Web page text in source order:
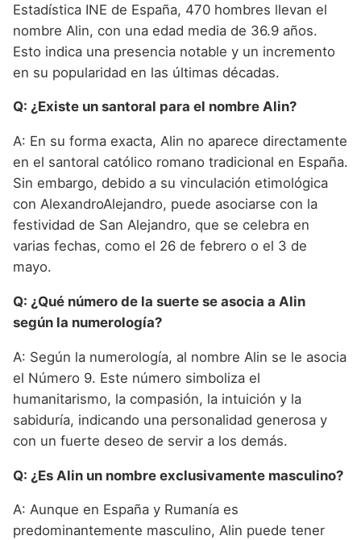
Estadística INE de España, 470 hombres llevan el
nombre Alin, con una edad media de 36.9 años.
Esto indica una presencia notable y un incremento
en su popularidad en las últimas décadas.
Q: ¿Existe un santoral para el nombre Alin?
A: En su forma exacta, Alin no aparece directamente
en el santoral católico romano tradicional en España.
Sin embargo, debido a su vinculación etimológica
con AlexandroAlejandro, puede asociarse con la
festividad de San Alejandro, que se celebra en
varias fechas, como el 26 de febrero o el 3 de
mayo.
Q: ¿Qué número de la suerte se asocia a Alin
según la numerología?
A: Según la numerología, al nombre Alin se le asocia
el Número 9. Este número simboliza el
humanitarismo, la compasión, la intuición y la
sabiduría, indicando una personalidad generosa y
con un fuerte deseo de servir a los demás.
Q: ¿Es Alin un nombre exclusivamente masculino?
A: Aunque en España y Rumanía es
predominantemente masculino, Alin puede tener